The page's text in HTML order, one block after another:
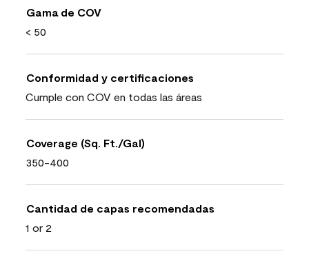
Gama de COV
< 50
Conformidad y certificaciones
Cumple con COV en todas las áreas
Coverage (Sq. Ft./Gal)
350-400
Cantidad de capas recomendadas
1 or 2